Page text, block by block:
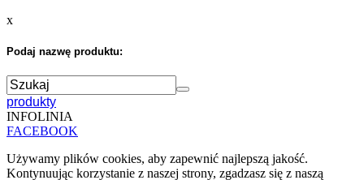
x
Podaj nazwę produktu:
produkty
INFOLINIA
FACEBOOK
Używamy plików cookies, aby zapewnić najlepszą jakość.
Kontynuując korzystanie z naszej strony, zgadzasz się z naszą